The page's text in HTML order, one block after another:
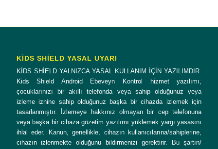
KİDS SHİELD YASAL UYARI
KİDS SHİELD YALNIZCA YASAL KULLANIM İÇİN YAZILIMDIR.
Kids Shield Android Ebeveyn Kontrol hizmet yazılımı,
çocuklarınızı bir akıllı telefonda veya sahip olduğunuz veya
izleme iznine sahip olduğunuz başka bir cihazda izlemek için
tasarlanmıştır. İzlemeye hakkınız olmayan bir cep telefonuna
veya başka bir cihaza gözetim yazılımı yüklemek yargı yasasını
ihlal eder. Kanun, genellikle, cihazın kullanıcılarına/sahiplerine,
cihazın izlenmekte olduğunu bildirmenizi gerektirir. Bu şartın/